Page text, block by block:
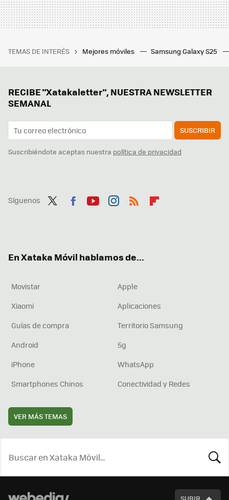
TEMAS DE INTERÉS Mejores móviles Samsung Galaxy S25
RECIBE "Xatakaletter", NUESTRA NEWSLETTER
SEMANAL
SUSCRIBIR
Suscribiéndote aceptas nuestra política de privacidad
Síguenos
En Xataka Móvil hablamos de...
Movistar
Apple
Xiaomi
Aplicaciones
Guías de compra
Territorio Samsung
Android
5g
iPhone
WhatsApp
Smartphones Chinos
Conectividad y Redes
VER MÁS TEMAS